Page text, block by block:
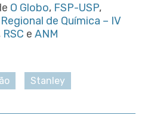
O Globo, FSP-USP,
de Química – IV
RSC e ANM
Stanley